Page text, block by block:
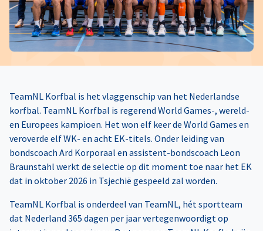
TeamNL Korfbal is het vlaggenschip van het Nederlandse
korfbal. TeamNL Korfbal is regerend World Games-, wereld-
en Europees kampioen. Het won elf keer de World Games en
veroverde elf WK- en acht EK-titels. Onder leiding van
bondscoach Ard Korporaal en assistent-bondscoach Leon
Braunstahl werkt de selectie op dit moment toe naar het EK
dat in oktober 2026 in Tsjechië gespeeld zal worden.
TeamNL Korfbal is onderdeel van TeamNL, hét sportteam
dat Nederland 365 dagen per jaar vertegenwoordigt op